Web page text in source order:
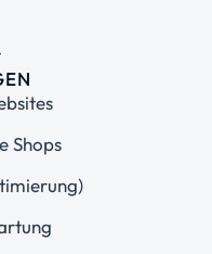
Shops